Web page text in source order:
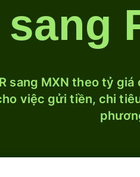
sang MXN theo tỷ
việc gửi tiền, chi